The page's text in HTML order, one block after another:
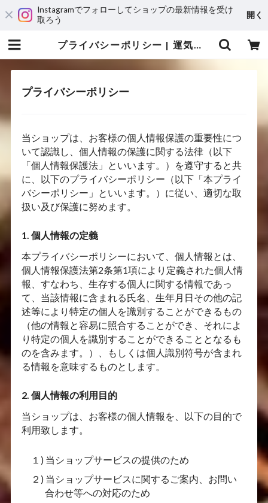
Instagramでフォローしてショップの最新情報を受け
取ろう
開く
プライバシーポリシー | 運気アップ・風水オーダーメイドのレザーブレスレット専門店JunStyle
プライバシーポリシー
当ショップは、お客様の個人情報保護の重要性につ
いて認識し、個人情報の保護に関する法律（以下
「個人情報保護法」といいます。）を遵守すると共
に、以下のプライバシーポリシー（以下「本プライ
バシーポリシー」といいます。）に従い、適切な取
扱い及び保護に努めます。
1. 個人情報の定義
本プライバシーポリシーにおいて、個人情報とは、
個人情報保護法第2条第1項により定義された個人情
報、すなわち、生存する個人に関する情報であっ
て、当該情報に含まれる氏名、生年月日その他の記
述等により特定の個人を識別することができるもの
（他の情報と容易に照合することができ、それによ
り特定の個人を識別することができることとなるも
のを含みます。）、もしくは個人識別符号が含まれ
る情報を意味するものとします。
2. 個人情報の利用目的
当ショップは、お客様の個人情報を、以下の目的で
利用致します。
１) 当ショップサービスの提供のため
２) 当ショップサービスに関するご案内、お問い
合わせ等への対応のため